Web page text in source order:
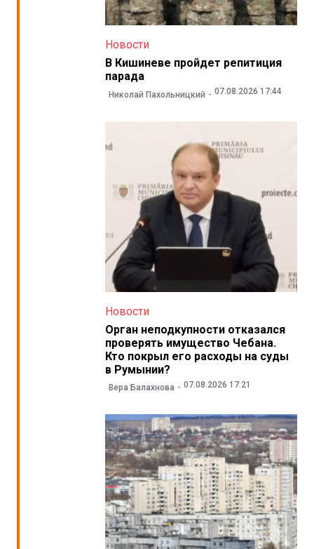
Новости
В Кишиневе пройдет репитиция
парада
Николай Пахольницкий 07.08.2026 17:44
Новости
Орган неподкупности отказался
проверять имущество Чебана.
Кто покрыл его расходы на суды
в Румынии?
Вера Балахнова 07.08.2026 17:21